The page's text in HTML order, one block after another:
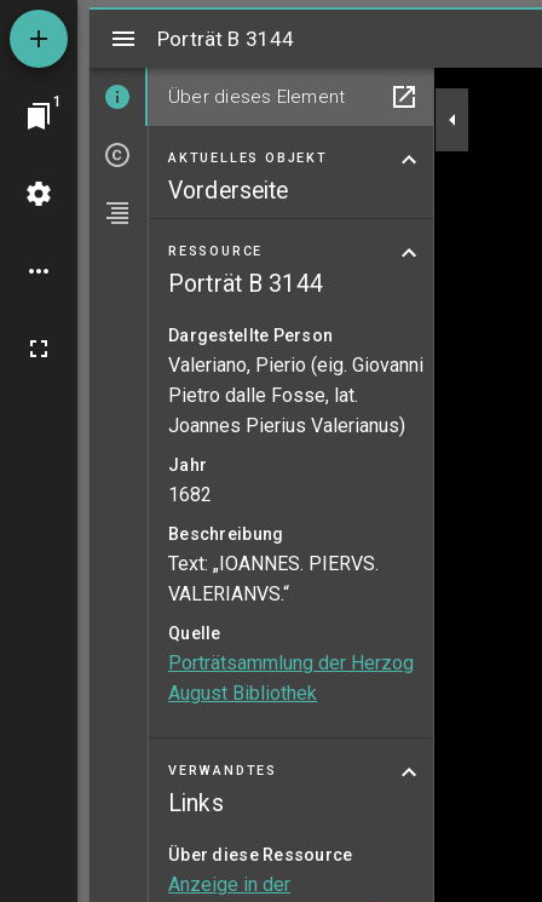
1
MiradorPorträt B 3144
Über dieses Element
AKTUELLES OBJEKT
Vorderseite
RESSOURCE
Porträt B 3144
Dargestellte Person
Valeriano, Pierio (eig. Giovanni
Pietro dalle Fosse, lat.
Joannes Pierius Valerianus)
Jahr
1682
Beschreibung
Text: „IOANNES. PIERVS.
VALERIANVS.“
Quelle
Porträtsammlung der Herzog
August Bibliothek
VERWANDTES
Links
Über diese Ressource
Anzeige in der
Porträt B 3144